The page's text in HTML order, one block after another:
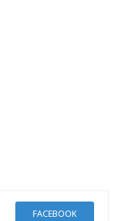
FACEBOOK